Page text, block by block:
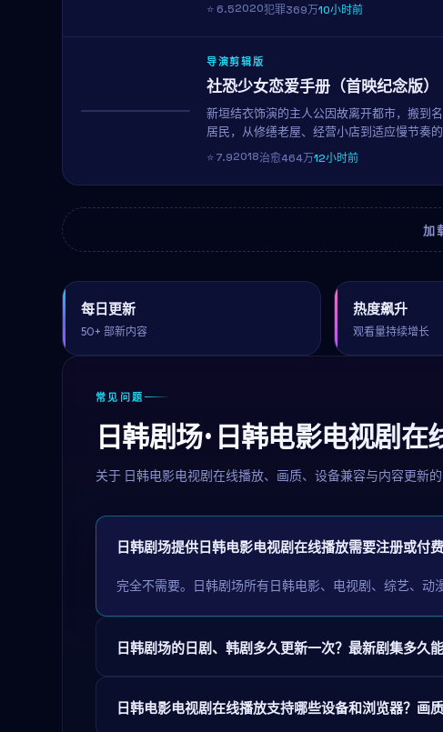
⭐6.52020犯罪369万10小时前
导演剪辑版
社恐少女恋爱手册（首映纪念版）
新垣结衣饰演的主人公因故离开都市，搬到
居民，从修缮老屋、经营小店到适应慢节奏
诉我们：人生没有标准答案。
⭐7.92018治愈464万12小时前
加
每日更新
50+ 部新内容
热度飙升
观看量持续增长
常见问题
日韩剧场 · 日韩电影电视剧
关于 日韩电影电视剧在线播放、画质、设备兼容与内容更新的
日韩剧场提供日韩电影电视剧在线播放需要注册或付费
完全不需要。日韩剧场所有日韩电影、电视剧、综艺、动
日韩剧场的日剧、韩剧多久更新一次？最新剧集多久能
日韩电影电视剧在线播放支持哪些设备和浏览器？画质